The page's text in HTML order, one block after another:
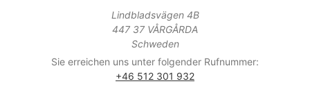
Lindbladsvägen 4B
447 37 VÅRGÅRDA
Schweden
Sie erreichen uns unter folgender Rufnummer:
+46 512 301 932